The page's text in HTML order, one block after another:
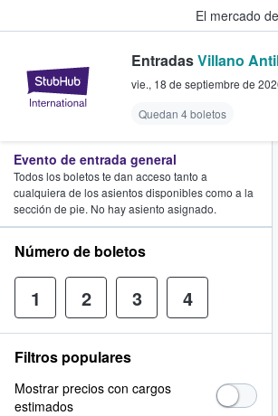
El mercado
StubHub: donde
EntradasVillano
vie., 18 de septiembre de
Quedan 4 boletos
Evento de entrada general
Todos los boletos te dan acceso tanto a
cualquiera de los asientos disponibles como a la
sección de pie. No hay asiento asignado.
Número de boletos
1 2 3 4
Filtros populares
Mostrar precios con cargos
estimados